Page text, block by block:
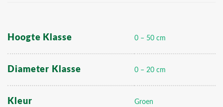
Hoogte Klasse 0 – 50 cm
Diameter Klasse 0 – 20 cm
Kleur Groen